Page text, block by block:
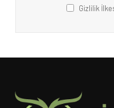
Gizlilik